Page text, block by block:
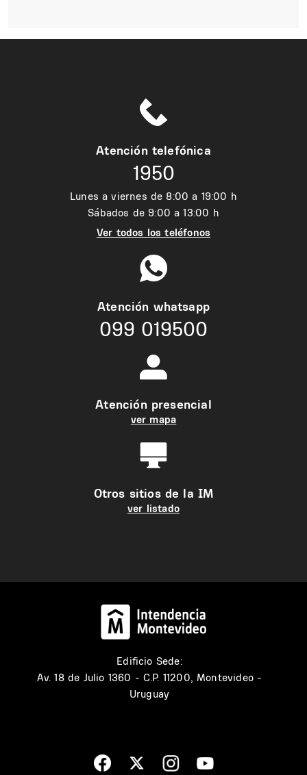
Atención telefónica
1950
Lunes a viernes de 8:00 a 19:00 h
Sábados de 9:00 a 13:00 h
Ver todos los teléfonos
Atención whatsapp
099 019500
Atención presencial
ver mapa
Otros sitios de la IM
ver listado
Edificio Sede:
Av. 18 de Julio 1360 - C.P. 11200, Montevideo -
Uruguay